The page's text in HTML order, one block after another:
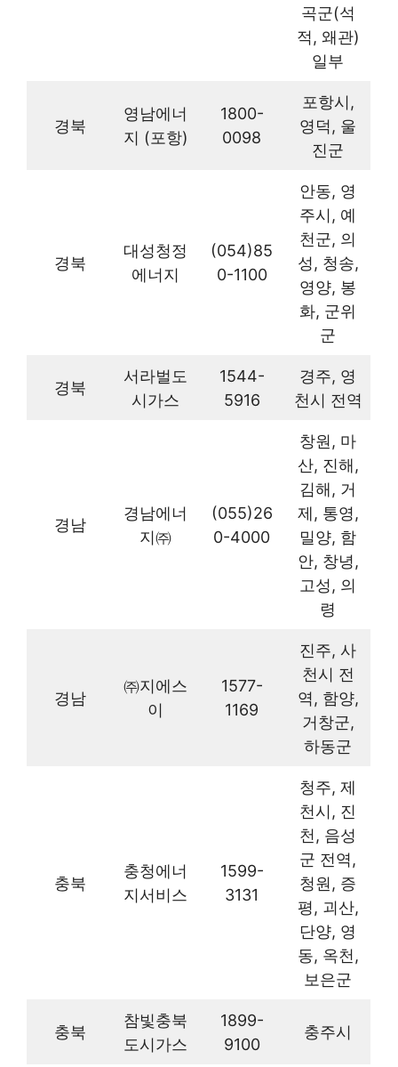
곡군(석
적, 왜관)
일부
경북
영남에너
지 (포항)
1800-
0098
포항시,
영덕, 울
진군
경북
대성청정
에너지
(054)85
0-1100
안동, 영
주시, 예
천군, 의
성, 청송,
영양, 봉
화, 군위
군
경북
서라벌도
시가스
1544-
5916
경주, 영
천시 전역
경남
경남에너
지㈜
(055)26
0-4000
창원, 마
산, 진해,
김해, 거
제, 통영,
밀양, 함
안, 창녕,
고성, 의
령
경남
㈜지에스
이
1577-
1169
진주, 사
천시 전
역, 함양,
거창군,
하동군
충북
충청에너
지서비스
1599-
3131
청주, 제
천시, 진
천, 음성
군 전역,
청원, 증
평, 괴산,
단양, 영
동, 옥천,
보은군
충북
참빛충북
도시가스
1899-
9100
충주시